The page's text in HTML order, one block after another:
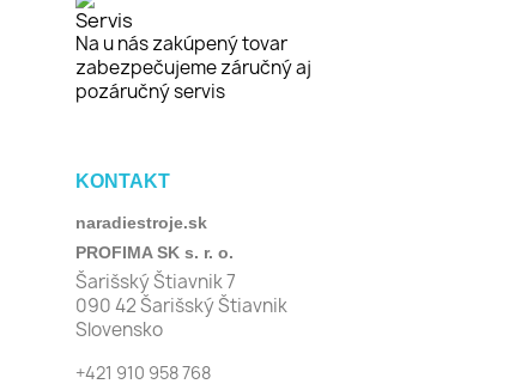
Servis
Na u nás zakúpený tovar
zabezpečujeme záručný aj
pozáručný servis
KONTAKT
naradiestroje.sk
PROFIMA SK s. r. o.
Šarišský Štiavnik 7
090 42 Šarišský Štiavnik
Slovensko
+421 910 958 768